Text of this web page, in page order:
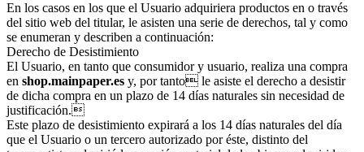
En los casos en los que el Usuario adquiriera productos en o través
del sitio web del titular, le asisten una serie de derechos, tal y como
se enumeran y describen a continuación:
Derecho de Desistimiento
El Usuario, en tanto que consumidor y usuario, realiza una compra
en shop.mainpaper.es y, por tanto le asiste el derecho a desistir
de dicha compra en un plazo de 14 días naturales sin necesidad de
justificación.
Este plazo de desistimiento expirará a los 14 días naturales del día
que el Usuario o un tercero autorizado por éste, distinto del